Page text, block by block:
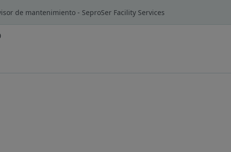
de mantenimiento - SeproSer Facility Services